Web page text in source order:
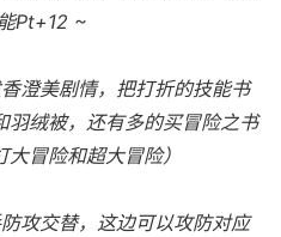
Pt+12 ~
澄美剧情，把打折的技能书
羽绒被，还有多的买冒险之书
大冒险和超大冒险）
攻交替，这边可以攻防对应